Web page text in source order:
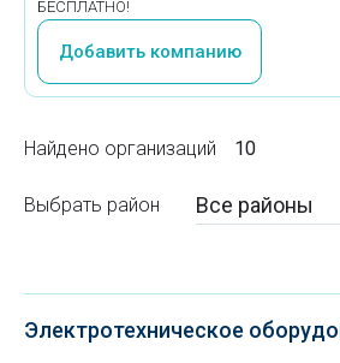
БЕСПЛАТНО!
Добавить компанию
Найдено организаций 10
Выбрать район Все районы
Электротехническое